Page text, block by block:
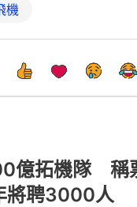
機
億拓機隊 稱
聘3000人